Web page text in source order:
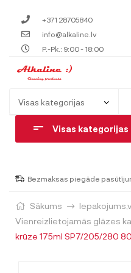
+371 28705840
info@alkaline.lv
P.-Pk.: 9:00 - 18:00
Visas kategorijas
Bezmaksas piegāde
Sākums
Vienreizlietojamās glāzes
krūze 175ml SP7/205/280